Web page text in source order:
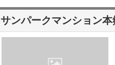
サンパークマンション本